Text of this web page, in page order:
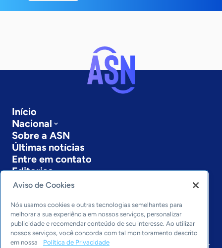
Início
Nacional
Sobre a ASN
Últimas notícias
Entre em contato
Editorias
Economia & Política
Inovação & Tecnologia
Cultura empreendedora
Dados
Arquivo
Aviso de Cookies
Nós usamos cookies e outras tecnologias semelhantes para
melhorar a sua experiência em nossos serviços, personalizar
publicidade e recomendar conteúdo de seu interesse. Ao utilizar
nossos serviços, você concorda com tal monitoramento descrito
em nossa
Política de Privacidade